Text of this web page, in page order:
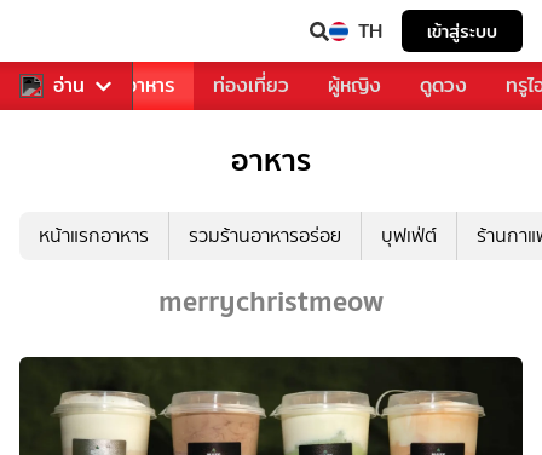
TH เข้าสู่ระบบ
อ่าน
การเพลง อาหาร ท่องเที่ยว ผู้หญิง ดูดวง ทรู
อาหาร
หน้าแรกอาหาร รวมร้านอาหารอร่อย บุฟเฟ่ต์ ร้านกา
merrychristmeow